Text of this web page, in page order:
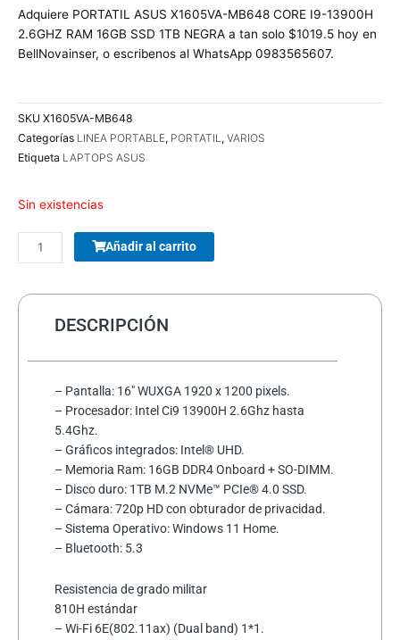
original
era:
$1,317.5.
actual
es:
$1,019.5.
Adquiere PORTATIL ASUS X1605VA-MB648 CORE I9-13900H
2.6GHZ RAM 16GB SSD 1TB NEGRA a tan solo $1019.5 hoy en
BellNovainser, o escribenos al WhatsApp 0983565607.
SKU X1605VA-MB648
Categorías LINEA PORTABLE, PORTATIL, VARIOS
Etiqueta LAPTOPS ASUS
Sin existencias
PARLANTES
WOOU
PULSE
25-
PORTABLE
COLORES
cantidad
Añadir al carrito
DESCRIPCIÓN
– Pantalla: 16″ WUXGA 1920 x 1200 pixels.
– Procesador: Intel Ci9 13900H 2.6Ghz hasta
5.4Ghz.
– Gráficos integrados: Intel® UHD.
– Memoria Ram: 16GB DDR4 Onboard + SO-DIMM.
– Disco duro: 1TB M.2 NVMe™ PCIe® 4.0 SSD.
– Cámara: 720p HD con obturador de privacidad.
– Sistema Operativo: Windows 11 Home.
– Bluetooth: 5.3
Resistencia de​ grado militar
810H estándar
– Wi-Fi 6E(802.11ax) (Dual band) 1*1.